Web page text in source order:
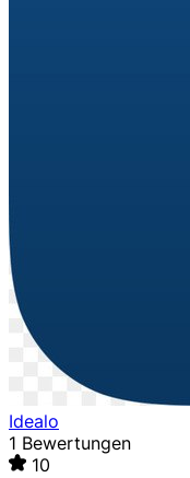
Idealo
1 Bewertungen
10